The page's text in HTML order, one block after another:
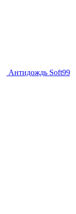
Антидождь Soft99